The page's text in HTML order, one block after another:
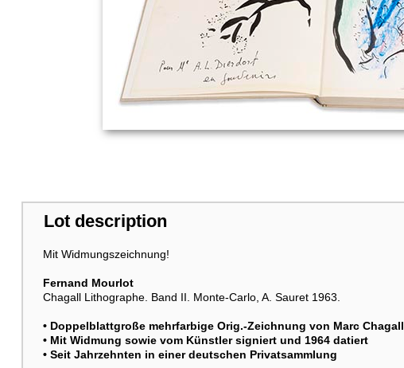
Lot description
Mit Widmungszeichnung!
Fernand Mourlot
Chagall Lithographe. Band II. Monte-Carlo, A. Sauret 1963.
• Doppelblattgroße mehrfarbige Orig.-Zeichnung von Marc Chagall
• Mit Widmung sowie vom Künstler signiert und 1964 datiert
• Seit Jahrzehnten in einer deutschen Privatsammlung